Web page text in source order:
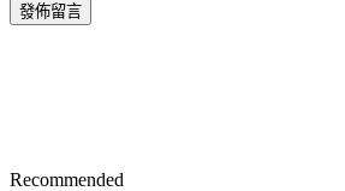
發佈留言
Recommended